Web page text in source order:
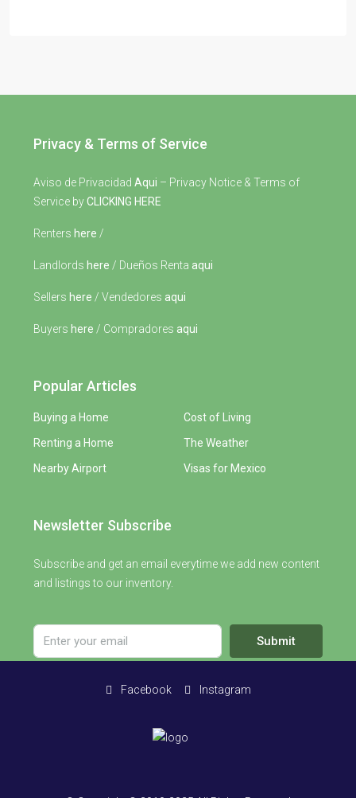
Privacy & Terms of Service
Aviso de Privacidad Aqui – Privacy Notice & Terms of
Service byCLICKING HERE
Renters here /
Landlords here / Dueños Renta aqui
Sellers here / Vendedores aqui
Buyers here / Compradores aqui
Popular Articles
Buying a Home
Renting a Home
Nearby Airport
Cost of Living
The Weather
Visas for Mexico
Newsletter Subscribe
Subscribe and get an email everytime we add new content
and listings to our inventory.
Submit
Facebook Instagram